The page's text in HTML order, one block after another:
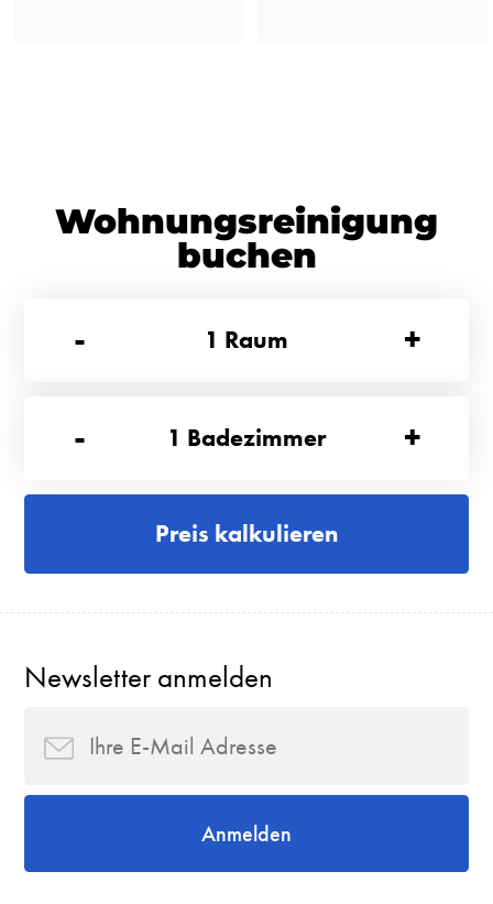
Wohnungsreinigung
buchen
-
1 Raum +
- 1 Badezimmer +
Preis kalkulieren
Newsletter anmelden
Anmelden